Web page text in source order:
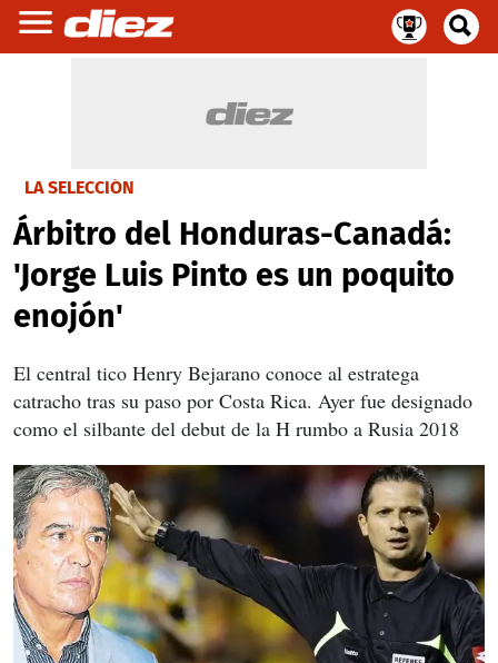
LA SELECCIÓN
Árbitro del Honduras-Canadá:
'Jorge Luis Pinto es un poquito
enojón'
El central tico Henry Bejarano conoce al estratega
catracho tras su paso por Costa Rica. Ayer fue designado
como el silbante del debut de la H rumbo a Rusia 2018